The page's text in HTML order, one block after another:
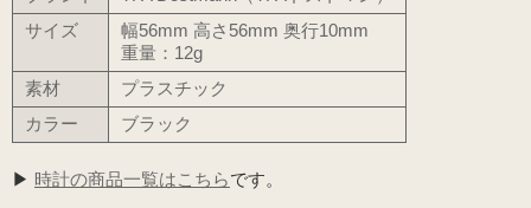
サイズ
幅56mm 高さ56mm 奥行10mm
重量：12g
素材
プラスチック
カラー
ブラック
▶ 時計の商品一覧はこちらです。